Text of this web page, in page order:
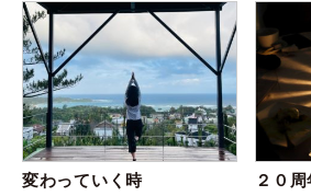
変わっていく時
２０